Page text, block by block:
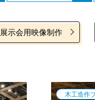
展示会用映像制作
木工造作